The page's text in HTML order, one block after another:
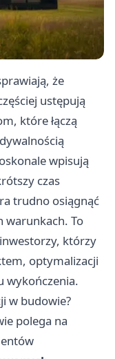
że
ustępują
które łączą
wpisują
czas
trudno osiągnąć
warunkach. To
którzy
optymalizacji
wykończenia.
w budowie?
polega na